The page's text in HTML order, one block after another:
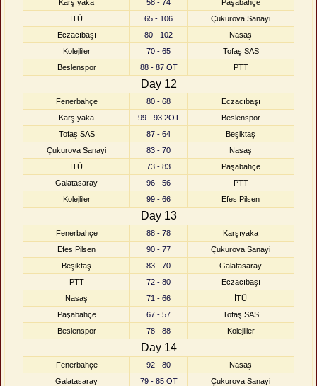
Karşıyaka 58 - 74
Paşabahçe
İTÜ
65 - 106
Çukurova Sanayi
Eczacıbaşı
80 - 102
Nasaş
Kolejliler
70 - 65
Tofaş SAS
Beslenspor
88 - 87 OT PTT
Day 12
Fenerbahçe 80 - 68
Eczacıbaşı
Karşıyaka
99 - 93 2OT
Beslenspor
Tofaş SAS
87 - 64
Beşiktaş
Çukurova Sanayi
83 - 70
Nasaş
İTÜ
73 - 83
Paşabahçe
Galatasaray
96 - 56
PTT
Kolejliler
99 - 66 Efes Pilsen
Day 13
Fenerbahçe 88 - 78
Karşıyaka
Efes Pilsen
90 - 77
Çukurova Sanayi
Beşiktaş
83 - 70
Galatasaray
PTT
72 - 80
Eczacıbaşı
Nasaş
71 - 66
İTÜ
Paşabahçe
67 - 57
Tofaş SAS
Beslenspor
78 - 88 Kolejliler
Day 14
Fenerbahçe 92 - 80
Nasaş
Galatasaray
79 - 85 OT
Çukurova Sanayi